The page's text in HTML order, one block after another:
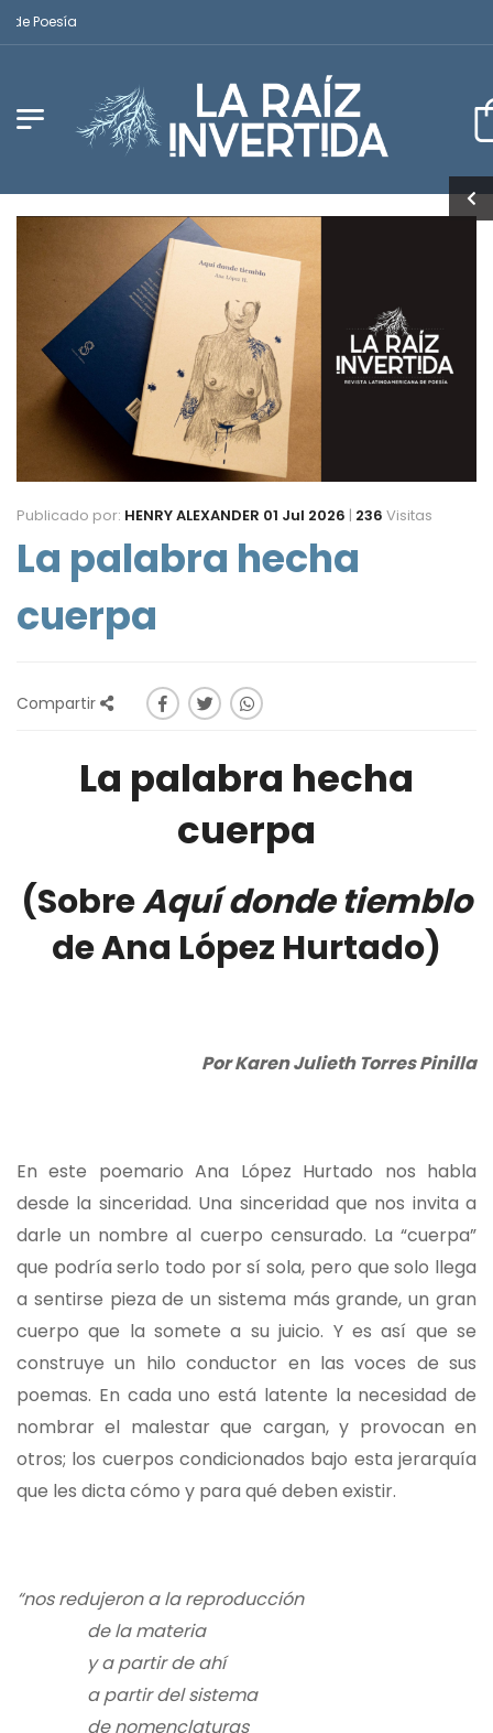
Poesía
Publicado por: HENRY ALEXANDER 01 Jul 2026 | 236 Visitas
La palabra hecha
cuerpa
Compartir
La palabra hecha
cuerpa
(SobreAquí donde tiemblo
de Ana López Hurtado)
Por Karen Julieth Torres Pinilla
En este poemario Ana López Hurtado nos habla
desde la sinceridad. Una sinceridad que nos invita a
darle un nombre al cuerpo censurado. La “cuerpa”
que podría serlo todo por sí sola, pero que solo llega
a sentirse pieza de un sistema más grande, un gran
cuerpo que la somete a su juicio. Y es así que se
construye un hilo conductor en las voces de sus
poemas. En cada uno está latente la necesidad de
nombrar el malestar que cargan, y provocan en
otros; los cuerpos condicionados bajo esta jerarquía
que les dicta cómo y para qué deben existir.
“nos redujeron a la reproducción
de la materia
y a partir de ahí
a partir del sistema
de nomenclaturas